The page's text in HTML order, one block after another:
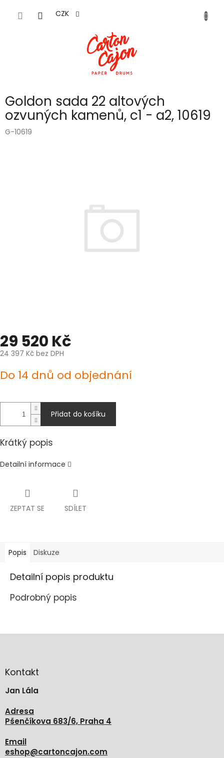
CZK
Goldon sada 22 altových
ozvuných kamenů, c1 - a2, 10619
G-10619
29 520 Kč
24 397 Kč bez DPH
cena:
Do 14 dnů od objednání
Přidat do košíku
Krátký popis
Detailní informace
ZEPTAT SE SDÍLET
Popis Diskuze
Detailní popis produktu
Podrobný popis
aKontakt
Jan Lála
Adresa
Pšenčíkova 683/6, Praha 4
Email
eshop@cartoncajon.com